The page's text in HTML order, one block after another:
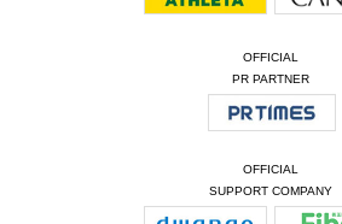
OFFICIAL
PR PARTNER
OFFICIAL
SUPPORT COMPANY